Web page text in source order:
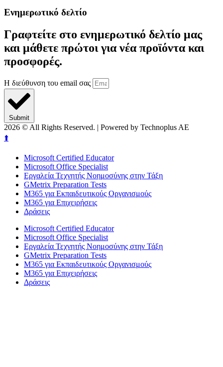
Ενημερωτικό δελτίο
Γραφτείτε στο ενημερωτικό δελτίο μας
και μάθετε πρώτοι για νέα προϊόντα και
προσφορές.
Η διεύθυνση του email σας
Submit
2026 © All Rights Reserved. | Powered by Technoplus AE
⬆️
Microsoft Certified Educator
Microsoft Office Specialist
Εργαλεία Τεχνητής Νοημοσύνης στην Τάξη
GMetrix Preparation Tests
M365 για Εκπαιδευτικούς Οργανισμούς
M365 για Επιχειρήσεις
Δράσεις
Microsoft Certified Educator
Microsoft Office Specialist
Εργαλεία Τεχνητής Νοημοσύνης στην Τάξη
GMetrix Preparation Tests
M365 για Εκπαιδευτικούς Οργανισμούς
M365 για Επιχειρήσεις
Δράσεις